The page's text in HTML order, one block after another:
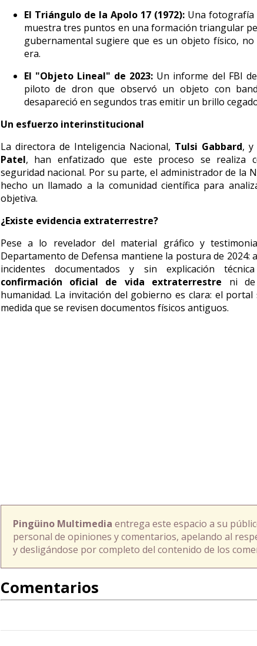
El Triángulo de la Apolo 17 (1972):Una fotografía
muestra tres puntos en una formación triangular
gubernamental sugiere que es un objeto físico, no
era.
El "Objeto Lineal" de 2023: Un informe del FBI
piloto de dron que observó un objeto con
desapareció en segundos tras emitir un brillo
Un esfuerzo interinstitucional
La directora de Inteligencia Nacional, Tulsi Gabbard, y
Patel, han enfatizado que este proceso se realiza
seguridad nacional. Por su parte, el administrador de la
hecho un llamado a la comunidad científica para
objetiva.
¿Existe evidencia extraterrestre?
Pese a lo revelador del material gráfico y
Departamento de Defensa mantiene la postura de 2024:
incidentes documentados y sin explicación
confirmación oficial de vida extraterrestre ni de
humanidad. La invitación del gobierno es clara: el portal
medida que se revisen documentos físicos antiguos.
Pingüino Multimedia entrega este espacio a su
personal de opiniones y comentarios, apelando al
y desligándose por completo del contenido de los
Comentarios